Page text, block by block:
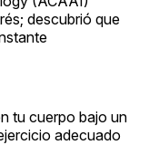
descubrió que
tu cuerpo bajo un
adecuado